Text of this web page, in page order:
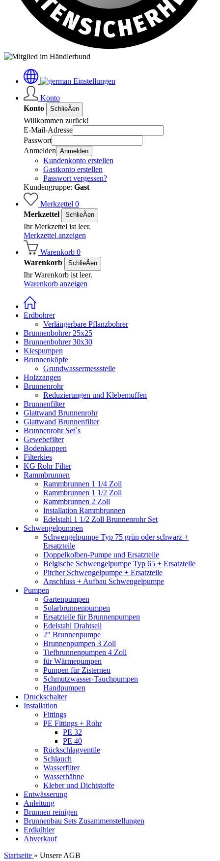
Einstellungen
Konto
Konto
SchlieÃen
Willkommen zurück!
E-Mail-Adresse
Passwort
Anmelden Anmelden
Kundenkonto erstellen
Gastkonto erstellen
Passwort vergessen?
Kundengruppe: Gast
Merkzettel 0
Merkzettel
SchlieÃen
Ihr Merkzettel ist leer.
Merkzettel anzeigen
Warenkorb 0
Warenkorb
SchlieÃen
Ihr Warenkorb ist leer.
Warenkorb anzeigen
Erdbohrer
Verlängerbare Pflanzbohrer
Brunnenbohrer 25x25
Brunnenbohrer 30x30
Kiespumpen
Brunnenköpfe
Grundwassermessstelle
Holzzangen
Brunnenrohr
Reduzierungen und Klebemuffen
Brunnenfilter
Glattwand Brunnenrohr
Glattwand Brunnenfilter
Brunnenrohr Set`s
Gewebefilter
Bodenkappen
Filterkies
KG Rohr Filter
Rammbrunnen
Rammbrunnen 1 1/4 Zoll
Rammbrunnen 1 1/2 Zoll
Rammbrunnen 2 Zoll
Installation Rammbrunnen
Edelstahl 1 1/2 Zoll Brunnenrohr Set
Schwengelpumpen
Schwengelpumpe Typ 75 grün oder schwarz +
Ersatzteile
Doppelkolben-Pumpe und Ersatzteile
Belgische Schwengelpumpe Typ 65 + Ersatzteile
Pitcher Schwengelpumpe + Ersatzteile
Anschluss + Aufbau Schwengelpumpe
Pumpen
Gartenpumpen
Solarbrunnenpumpen
Ersatzteile für Brunnenpumpen
Edelstahl Drahtseil
2" Brunnenpumpe
Brunnenpumpen 3 Zoll
Tiefbrunnenpumpen 4 Zoll
für Wärmepumpen
Pumpen für Zisternen
Schmutzwasser-Tauchpumpen
Handpumpen
Druckschalter
Installation
Fittings
PE Fittings + Rohr
PE 32
PE 40
Rückschlagventile
Schlauch
Wasserfilter
Wasserhähne
Kleber und Dichtstoffe
Entwässerung
Anleitung
Brunnen reinigen
Brunnenbau Sets Zusammenstellungen
Erdkühler
Abverkauf
Startseite » Unsere AGB